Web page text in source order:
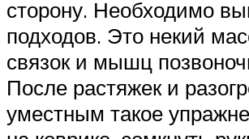
сторону. Необходимо
подходов. Это некий
связок и мышц
После растяжек и
уместным такое